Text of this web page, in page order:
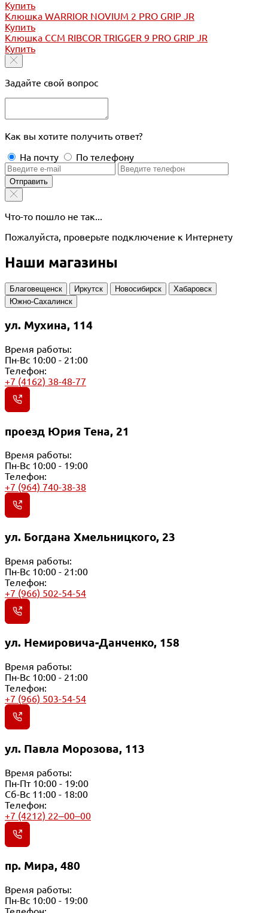
Купить
Клюшка WARRIOR NOVIUM 2 PRO GRIP JR
Купить
Клюшка CCM RIBCOR TRIGGER 9 PRO GRIP JR
Купить
Задайте свой вопрос
Как вы хотите получить ответ?
На почту
По телефону
Отправить
Что-то пошло не так...
Пожалуйста, проверьте подключение к Интернету
Наши магазины
Благовещенск Иркутск Новосибирск
Хабаровск
Южно-Сахалинск
ул. Мухина, 114
Время работы:
Пн-Вс 10:00 - 21:00
Телефон:
+7 (4162) 38-48-77
проезд Юрия Тена, 21
Время работы:
Пн-Вс 10:00 - 19:00
Телефон:
+7 (964) 740-38-38
ул. Богдана Хмельницкого, 23
Время работы:
Пн-Вс 10:00 - 21:00
Телефон:
+7 (966) 502-54-54
ул. Немировича-Данченко, 158
Время работы:
Пн-Вс 10:00 - 21:00
Телефон:
+7 (966) 503-54-54
ул. Павла Морозова, 113
Время работы:
Пн-Пт 10:00 - 19:00
Сб-Вс 11:00 - 18:00
Телефон:
+7 (4212) 22‒00‒00
пр. Мира, 480
Время работы:
Пн-Вс 10:00 - 19:00